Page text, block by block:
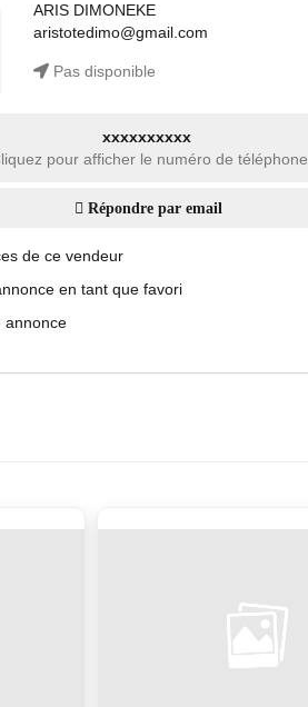
ARIS DIMONEKE
aristotedimo@gmail.com
Pas disponible
xxxxxxxxxx
pour afficher le numéro de téléphone
Répondre par email
de ce vendeur
en tant que favori
annonce